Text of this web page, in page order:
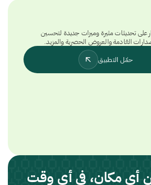
على تحديثات مثيرة وميزات جديدة لتحسين
القادمة والعروض الحصرية والمزيد.
حمّل التطبيق
أي مكان، في أي وقت